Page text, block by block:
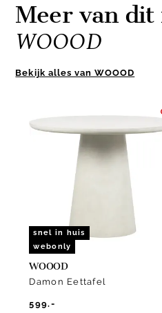
Meer van dit
WOOOD
Bekijk alles van WOOOD
snel in huis
webonly
WOOOD
Damon Eettafel
599.-